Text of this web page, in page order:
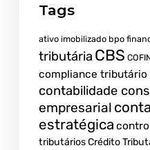
Tags
ativo imobilizado bpo
tributária CBS
compliance tributário
contabilidade
empresarial
estratégica
tributáriosCrédito